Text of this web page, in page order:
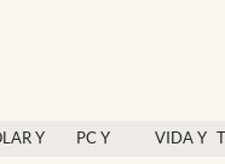
Y
PC Y
VIDA Y